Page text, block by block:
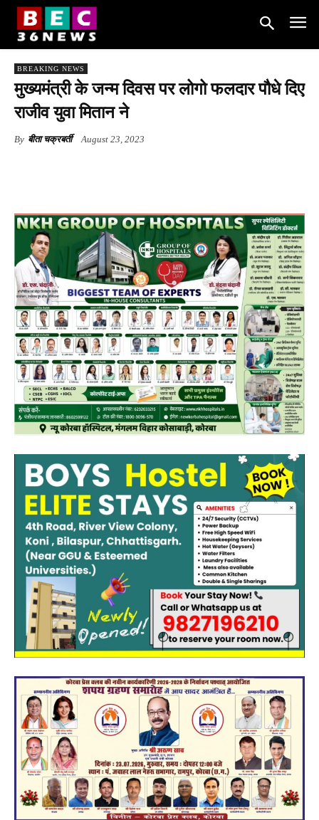
BREAKING NEWS
मुख्यमंत्री के जन्म दिवस पर लोगो फलदार पौधे दिए
राजीव युवा मितान ने
By बीता चक्रबर्ती August 23, 2023